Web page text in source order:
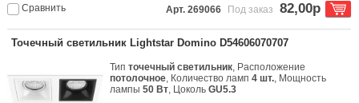
Сравнить Арт. 269066 Под заказ 82,00р
Точечный светильник Lightstar Domino D54606070707
Типточечный светильник, Расположение
потолочное, Количество ламп4 шт., Мощность
лампы50 Вт, ЦокольGU5.3